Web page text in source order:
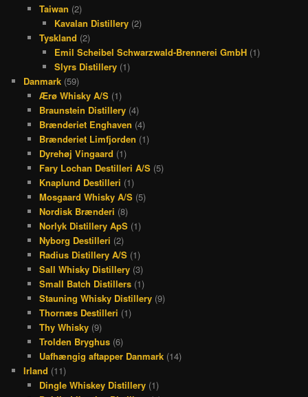
Taiwan (2)
Kavalan Distillery (2)
Tyskland (2)
Emil Scheibel Schwarzwald-Brennerei GmbH (1)
Slyrs Distillery (1)
Danmark (59)
Ærø Whisky A/S(1)
Braunstein Distillery(4)
Brænderiet Enghaven (4)
Brænderiet Limfjorden (1)
Dyrehøj Vingaard (1)
Fary Lochan Destilleri A/S(5)
Knaplund Destilleri (1)
Mosgaard Whisky A/S(5)
Nordisk Brænderi (8)
Norlyk Distillery ApS(1)
Nyborg Destilleri (2)
Radius Distillery A/S(1)
Sall Whisky Distillery(3)
Small Batch Distillers(1)
Stauning Whisky Distillery(9)
Thornæs Destilleri (1)
Thy Whisky(9)
Trolden Bryghus(6)
Uafhængig aftapper Danmark(14)
Irland (11)
Dingle Whiskey Distillery(1)